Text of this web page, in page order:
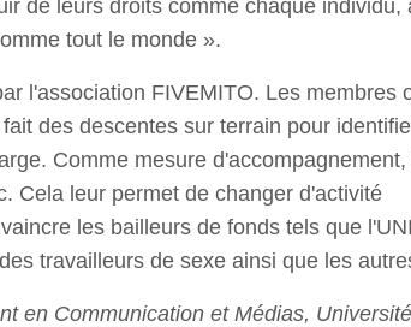
de leurs droits comme chaque
tout le monde ».
l'association FIVEMITO. Les membres
des descentes sur terrain pour
Comme mesure
Cela leur permet de changer d'activité
les bailleurs de fonds tels que
travailleurs de sexe ainsi que les
en Communication et Médias,